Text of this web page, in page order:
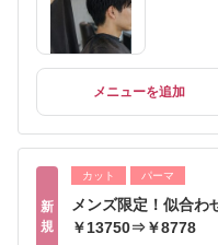
メニューを追加
新
規
カット パーマ
メンズ限定！似合わ
￥13750⇒￥8778